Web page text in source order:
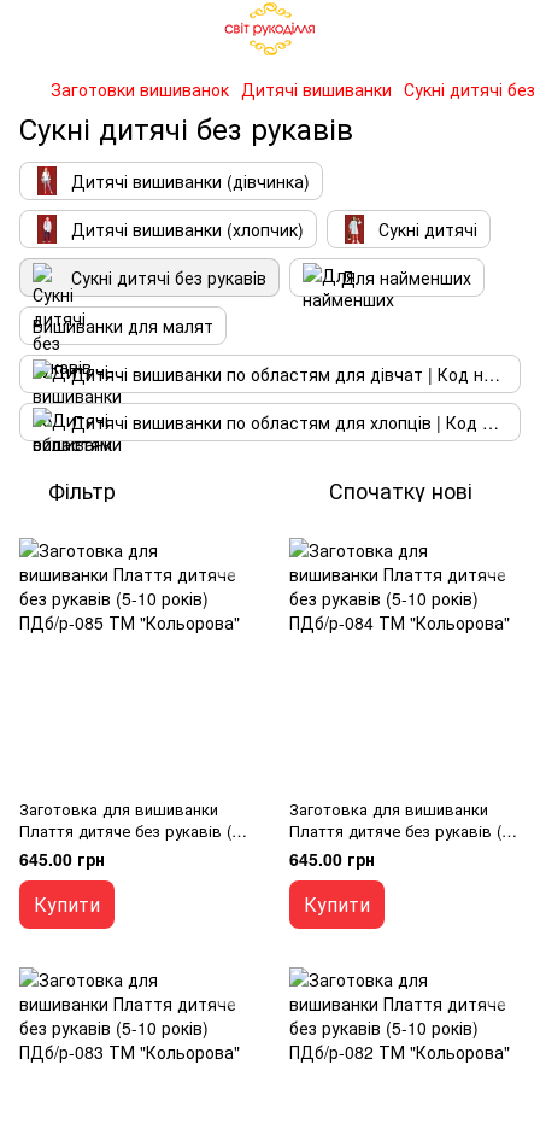
Заготовки вишиванок Дитячі вишиванки Сукні дитячі без
Сукні дитячі без рукавів
Дитячі вишиванки (дівчинка)
Дитячі вишиванки (хлопчик)
Сукні дитячі
Сукні дитячі без рукавів
Для найменших
Вишиванки для малят
Дитячі вишиванки по областям для дівчат | Код нації
Дитячі вишиванки по областям для хлопців | Код нації
Фільтр Спочатку нові
Заготовка для вишиванки
Плаття дитяче без рукавів (5-
10 років) ПДб/р-085 ТМ
"Кольорова"
645.00 грн
Купити
Заготовка для вишиванки
Плаття дитяче без рукавів (5-
10 років) ПДб/р-084 ТМ
"Кольорова"
645.00 грн
Купити